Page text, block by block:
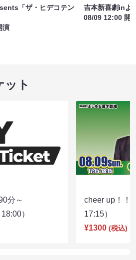
「ザ・ヒデコテン
演
吉本新喜劇inよ
08/09 12:00 開
ット
分～
）
cheer up！
17:15）
¥1300 (税込)